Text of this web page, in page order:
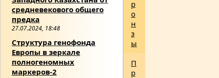
средневекового общего
предка
27.07.2024, 18:48
Структура генофонда
Европы в зеркале
полногеномных
маркеров-2
р
о
н
з
ы
П
р